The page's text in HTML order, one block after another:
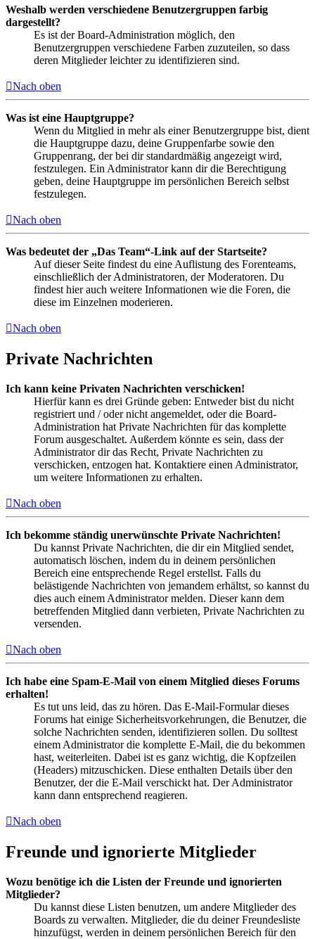
Weshalb werden verschiedene Benutzergruppen farbig
dargestellt?
Es ist der Board-Administration möglich, den
Benutzergruppen verschiedene Farben zuzuteilen, so dass
deren Mitglieder leichter zu identifizieren sind.
Nach oben
Was ist eine Hauptgruppe?
Wenn du Mitglied in mehr als einer Benutzergruppe bist, dient
die Hauptgruppe dazu, deine Gruppenfarbe sowie den
Gruppenrang, der bei dir standardmäßig angezeigt wird,
festzulegen. Ein Administrator kann dir die Berechtigung
geben, deine Hauptgruppe im persönlichen Bereich selbst
festzulegen.
Nach oben
Was bedeutet der „Das Team“-Link auf der Startseite?
Auf dieser Seite findest du eine Auflistung des Forenteams,
einschließlich der Administratoren, der Moderatoren. Du
findest hier auch weitere Informationen wie die Foren, die
diese im Einzelnen moderieren.
Nach oben
Private Nachrichten
Ich kann keine Privaten Nachrichten verschicken!
Hierfür kann es drei Gründe geben: Entweder bist du nicht
registriert und / oder nicht angemeldet, oder die Board-
Administration hat Private Nachrichten für das komplette
Forum ausgeschaltet. Außerdem könnte es sein, dass der
Administrator dir das Recht, Private Nachrichten zu
verschicken, entzogen hat. Kontaktiere einen Administrator,
um weitere Informationen zu erhalten.
Nach oben
Ich bekomme ständig unerwünschte Private Nachrichten!
Du kannst Private Nachrichten, die dir ein Mitglied sendet,
automatisch löschen, indem du in deinem persönlichen
Bereich eine entsprechende Regel erstellst. Falls du
belästigende Nachrichten von jemandem erhältst, so kannst du
dies auch einem Administrator melden. Dieser kann dem
betreffenden Mitglied dann verbieten, Private Nachrichten zu
versenden.
Nach oben
Ich habe eine Spam-E-Mail von einem Mitglied dieses Forums
erhalten!
Es tut uns leid, das zu hören. Das E-Mail-Formular dieses
Forums hat einige Sicherheitsvorkehrungen, die Benutzer, die
solche Nachrichten senden, identifizieren sollen. Du solltest
einem Administrator die komplette E-Mail, die du bekommen
hast, weiterleiten. Dabei ist es ganz wichtig, die Kopfzeilen
(Headers) mitzuschicken. Diese enthalten Details über den
Benutzer, der die E-Mail verschickt hat. Der Administrator
kann dann entsprechend reagieren.
Nach oben
Freunde und ignorierte Mitglieder
Wozu benötige ich die Listen der Freunde und ignorierten
Mitglieder?
Du kannst diese Listen benutzen, um andere Mitglieder des
Boards zu verwalten. Mitglieder, die du deiner Freundesliste
hinzufügst, werden in deinem persönlichen Bereich für den